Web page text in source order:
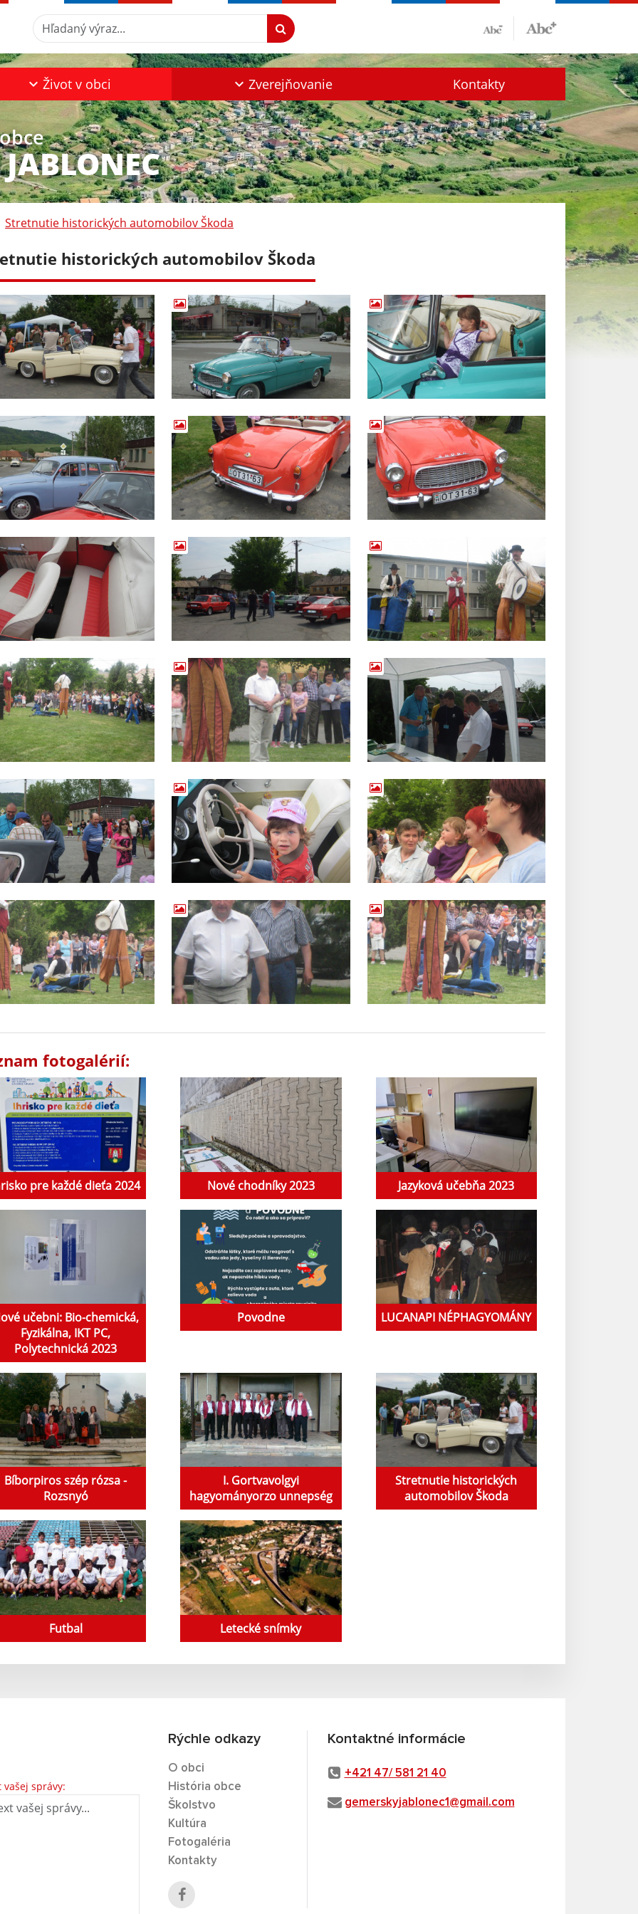
Hľadaný výraz...
Život v obci Zverejňovanie Kontakty
Stretnutie historických automobilov Škoda
historických automobilov Škoda
fotogalérií:
pre každé dieťa 2024 Nové chodníky 2023 Jazyková učebňa 2023
učebni: Bio-chemická,
Fyzikálna, IKT PC,
Polytechnická 2023
Povodne LUCANAPI NÉPHAGYOMÁNY
Bíborpiros szép rózsa -
Rozsnyó
I. Gortvavolgyi
hagyományorzo unnepség
Stretnutie historických
automobilov Škoda
Futbal Letecké snímky
vašej správy:
Rýchle odkazy
O obci
História obce
Školstvo
Kultúra
Fotogaléria
Kontakty
Kontaktné informácie
+421 47/ 581 21 40
gemerskyjablonec1@gmail.com